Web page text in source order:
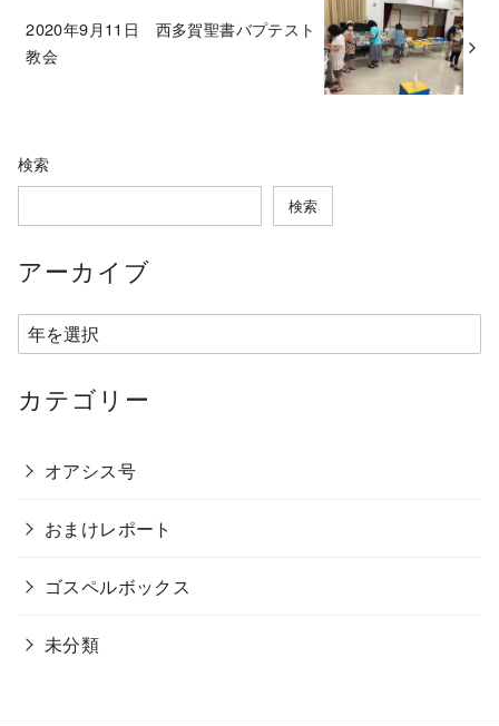
2020年9月11日 西多賀聖書バプテスト
教会
検索
検索
アーカイブ
ア
ー
カ
イ
カテゴリー
オアシス号
おまけレポート
ゴスペルボックス
未分類